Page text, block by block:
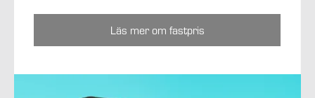
Läs mer om fastpris